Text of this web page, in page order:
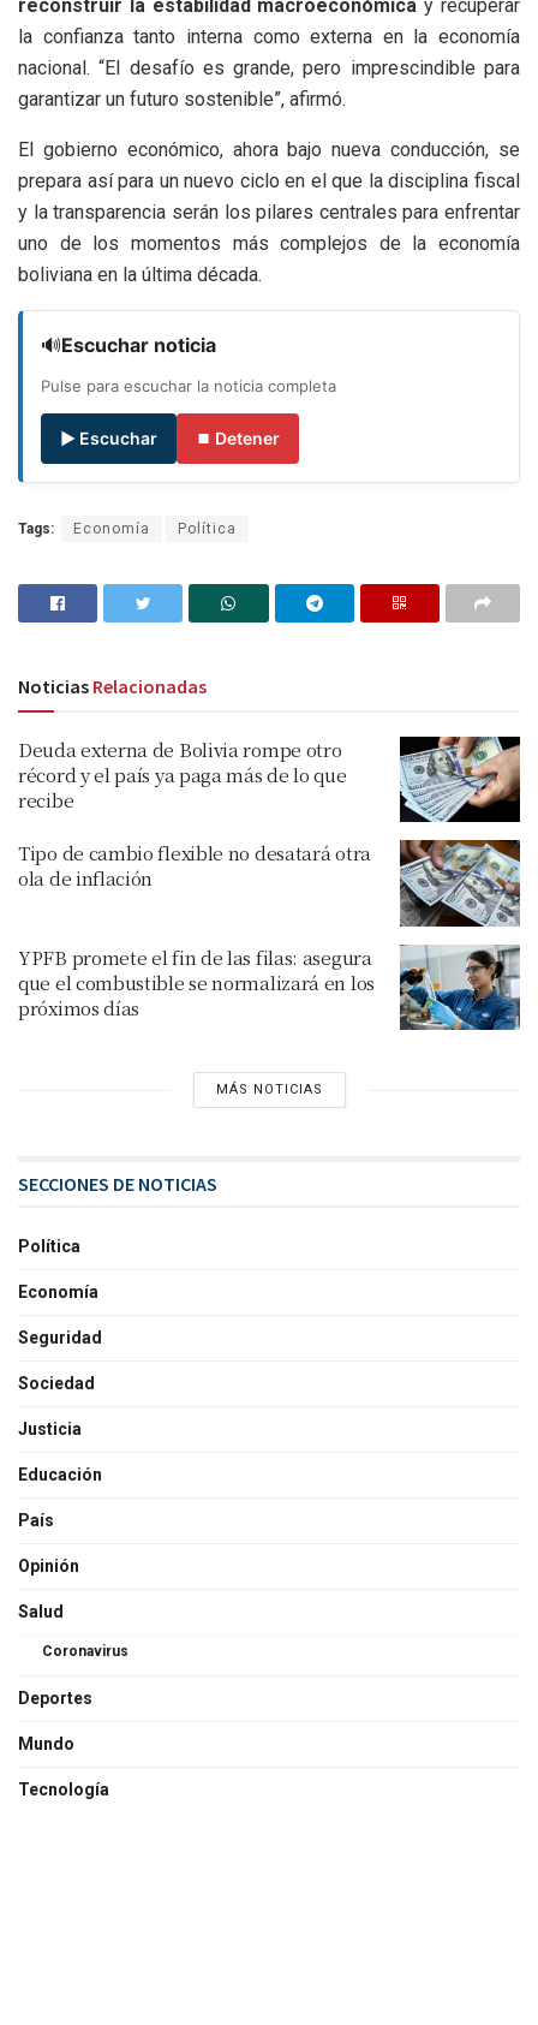
reconstruir la estabilidad macroeconómica y recuperar
la confianza tanto interna como externa en la economía
nacional. “El desafío es grande, pero imprescindible para
garantizar un futuro sostenible”, afirmó.
El gobierno económico, ahora bajo nueva conducción, se
prepara así para un nuevo ciclo en el que la disciplina fiscal
y la transparencia serán los pilares centrales para enfrentar
uno de los momentos más complejos de la economía
boliviana en la última década.
🔊Escuchar noticia
Pulse para escuchar la noticia completa
▶ Escuchar ⏹ Detener
Tags: Economía Política
Noticias Relacionadas
Deuda externa de Bolivia rompe otro
récord y el país ya paga más de lo que
recibe
Tipo de cambio flexible no desatará otra
ola de inflación
YPFB promete el fin de las filas: asegura
que el combustible se normalizará en los
próximos días
MÁS NOTICIAS
SECCIONES DE NOTICIAS
Política
Economía
Seguridad
Sociedad
Justicia
Educación
País
Opinión
Salud
Coronavirus
Deportes
Mundo
Tecnología